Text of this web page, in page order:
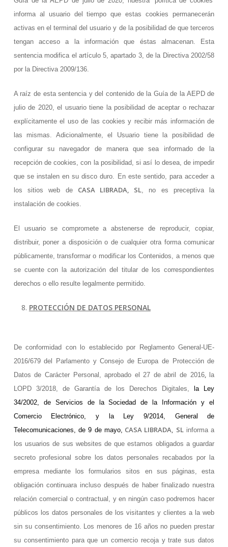
informa al usuario del tiempo que estas cookies permanecerán
activas en el terminal del usuario y de la posibilidad de que terceros
tengan acceso a la información que éstas almacenan. Esta
sentencia modifica el artículo 5, apartado 3, de la Directiva 2002/58
por la Directiva 2009/136.
A raíz de esta sentencia y del contenido de la Guía de la AEPD de
julio de 2020, el usuario tiene la posibilidad de aceptar o rechazar
explícitamente el uso de las cookies y recibir más información de
las mismas. Adicionalmente, el Usuario tiene la posibilidad de
configurar su navegador de manera que sea informado de la
recepción de cookies, con la posibilidad, si así lo desea, de impedir
que se instalen en su disco duro. En este sentido, para acceder a
los sitios web de CASA LIBRADA, SL, no es preceptiva la
instalación de cookies.
El usuario se compromete a abstenerse de reproducir, copiar,
distribuir, poner a disposición o de cualquier otra forma comunicar
públicamente, transformar o modificar los Contenidos, a menos que
se cuente con la autorización del titular de los correspondientes
derechos o ello resulte legalmente permitido.
PROTECCIÓN DE DATOS PERSONAL
De conformidad con lo establecido por Reglamento General-UE-
2016/679 del Parlamento y Consejo de Europa de Protección de
Datos de Carácter Personal, aprobado el 27 de abril de 2016, la
LOPD 3/2018, de Garantía de los Derechos Digitales,
la Ley
34/2002, de Servicios de la Sociedad de la Información y el
Comercio Electrónico, y la Ley 9/2014, General de
Telecomunicaciones, de 9 de mayo, CASA LIBRADA, SLinforma a
los usuarios de sus websites de que estamos obligados a guardar
secreto profesional sobre los datos personales recabados por la
empresa mediante los formularios sitos en sus páginas, esta
obligación continuara incluso después de haber finalizado nuestra
relación comercial o contractual, y en ningún caso podremos hacer
públicos los datos personales de los visitantes y clientes a la web
sin su consentimiento. Los menores de 16 años no pueden prestar
su consentimiento para que un comercio recoja y trate sus datos